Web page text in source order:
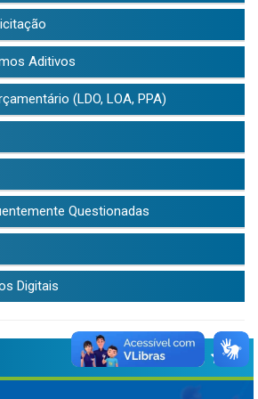
Aditivos
(LDO, LOA, PPA)
Questionadas
Digitais